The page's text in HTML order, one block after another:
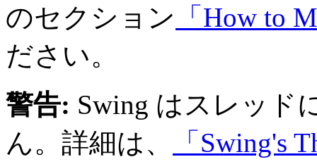
のセクション 「How to
ださい。
警告: Swing はスレッド
ん。詳細は、
「Swing's